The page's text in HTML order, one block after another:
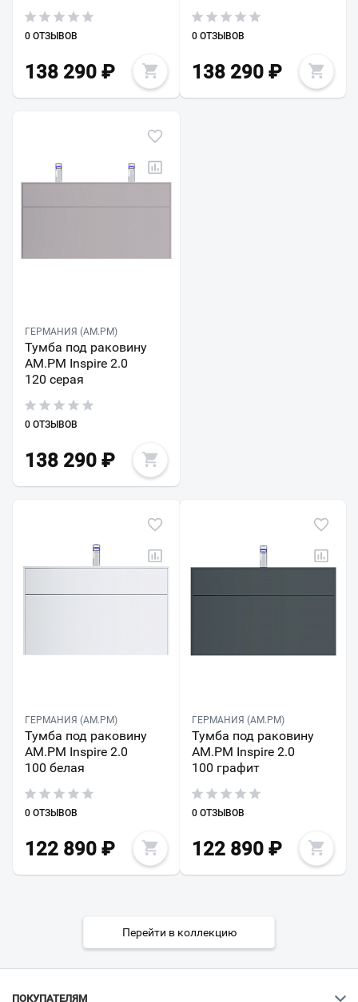
0 ОТЗЫВОВ
138 290 ₽
0 ОТЗЫВОВ
138 290₽
ГЕРМАНИЯ (AM.PM)
Тумба под раковину
AM.PM Inspire 2.0
120 серая
0 ОТЗЫВОВ
138 290 ₽
ГЕРМАНИЯ (AM.PM)
Тумба под раковину
AM.PM Inspire 2.0
100 белая
0 ОТЗЫВОВ
122 890 ₽
ГЕРМАНИЯ (AM.PM)
Тумба под раковину
AM.PM Inspire 2.0
100 графит
0 ОТЗЫВОВ
122 890₽
Перейти в коллекцию
ПОКУПАТЕЛЯМ